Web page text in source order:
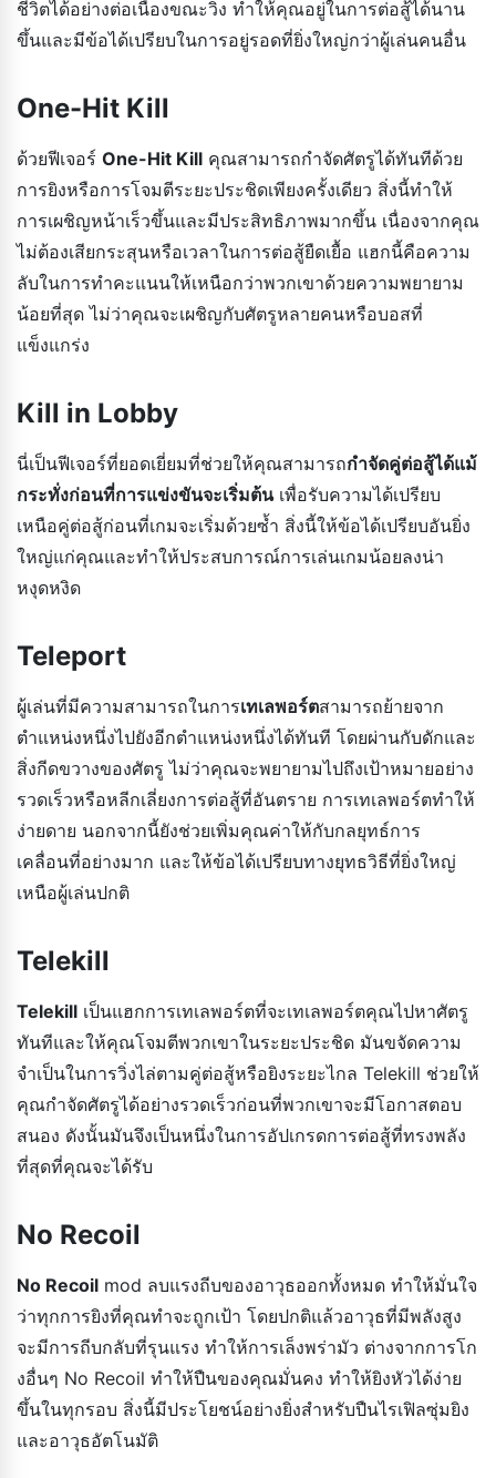
ชีวิตได้อย่างต่อเนื่องขณะวิ่ง ทำให้คุณอยู่ในการต่อสู้ได้นาน
ขึ้นและมีข้อได้เปรียบในการอยู่รอดที่ยิ่งใหญ่กว่าผู้เล่นคนอื่น
One-Hit Kill
ด้วยฟีเจอร์ One-Hit Kill คุณสามารถกำจัดศัตรูได้ทันทีด้วย
การยิงหรือการโจมตีระยะประชิดเพียงครั้งเดียว สิ่งนี้ทำให้
การเผชิญหน้าเร็วขึ้นและมีประสิทธิภาพมากขึ้น เนื่องจากคุณ
ไม่ต้องเสียกระสุนหรือเวลาในการต่อสู้ยืดเยื้อ แฮกนี้คือความ
ลับในการทำคะแนนให้เหนือกว่าพวกเขาด้วยความพยายาม
น้อยที่สุด ไม่ว่าคุณจะเผชิญกับศัตรูหลายคนหรือบอสที่
แข็งแกร่ง
Kill in Lobby
นี่เป็นฟีเจอร์ที่ยอดเยี่ยมที่ช่วยให้คุณสามารถกำจัดคู่ต่อสู้ได้แม้
กระทั่งก่อนที่การแข่งขันจะเริ่มต้นเพื่อรับความได้เปรียบ
เหนือคู่ต่อสู้ก่อนที่เกมจะเริ่มด้วยซ้ำ สิ่งนี้ให้ข้อได้เปรียบอันยิ่ง
ใหญ่แก่คุณและทำให้ประสบการณ์การเล่นเกมน้อยลงน่า
หงุดหงิด
Teleport
ผู้เล่นที่มีความสามารถในการเทเลพอร์ตสามารถย้ายจาก
ตำแหน่งหนึ่งไปยังอีกตำแหน่งหนึ่งได้ทันที โดยผ่านกับดักและ
สิ่งกีดขวางของศัตรู ไม่ว่าคุณจะพยายามไปถึงเป้าหมายอย่าง
รวดเร็วหรือหลีกเลี่ยงการต่อสู้ที่อันตราย การเทเลพอร์ตทำให้
ง่ายดาย นอกจากนี้ยังช่วยเพิ่มคุณค่าให้กับกลยุทธ์การ
เคลื่อนที่อย่างมาก และให้ข้อได้เปรียบทางยุทธวิธีที่ยิ่งใหญ่
เหนือผู้เล่นปกติ
Telekill
Telekill เป็นแฮกการเทเลพอร์ตที่จะเทเลพอร์ตคุณไปหาศัตรู
ทันทีและให้คุณโจมตีพวกเขาในระยะประชิด มันขจัดความ
จำเป็นในการวิ่งไล่ตามคู่ต่อสู้หรือยิงระยะไกล Telekill ช่วยให้
คุณกำจัดศัตรูได้อย่างรวดเร็วก่อนที่พวกเขาจะมีโอกาสตอบ
สนอง ดังนั้นมันจึงเป็นหนึ่งในการอัปเกรดการต่อสู้ที่ทรงพลัง
ที่สุดที่คุณจะได้รับ
No Recoil
No Recoil mod ลบแรงถีบของอาวุธออกทั้งหมด ทำให้มั่นใจ
ว่าทุกการยิงที่คุณทำจะถูกเป้า โดยปกติแล้วอาวุธที่มีพลังสูง
จะมีการถีบกลับที่รุนแรง ทำให้การเล็งพร่ามัว ต่างจากการโก
งอื่นๆ No Recoil ทำให้ปืนของคุณมั่นคง ทำให้ยิงหัวได้ง่าย
ขึ้นในทุกรอบ สิ่งนี้มีประโยชน์อย่างยิ่งสำหรับปืนไรเฟิลซุ่มยิง
และอาวุธอัตโนมัติ